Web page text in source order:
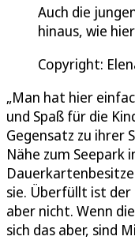
Auch die
hinaus, wie
Copyright:
„Man hat hier
und Spaß für die
Gegensatz zu ihrer
Nähe zum Seepark
sie. Überfüllt ist
aber nicht. Wenn
sich das aber, sind